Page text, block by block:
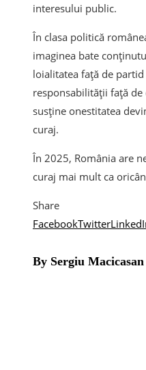
interesului public.
În clasa politică
imaginea bate
loialitatea față de
responsabilității față de
susține onestitatea
curaj.
În 2025, România are
curaj mai mult ca
Share
FacebookTwitter
By Sergiu Macicasan